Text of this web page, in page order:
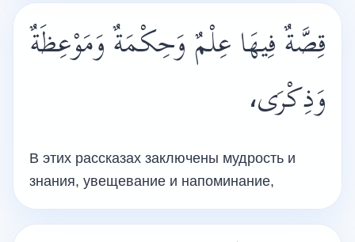
قِصَّةٌ فِيهَا عِلْمٌ وَحِكْمَةٌ وَمَوْعِظَةٌ
وَذِكْرَى،
В этих рассказах заключены мудрость и
знания, увещевание и напоминание,